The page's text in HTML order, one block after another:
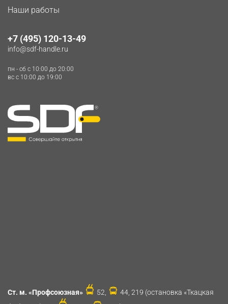
Наши работы
+7 (495) 120-13-49
info@sdf-handle.ru
пн - сб c 10:00 до 20:00
вс c 10:00 до 19:00
Ст. м. «Профсоюзная» 52,
44, 219 (остановка «Ткацкая